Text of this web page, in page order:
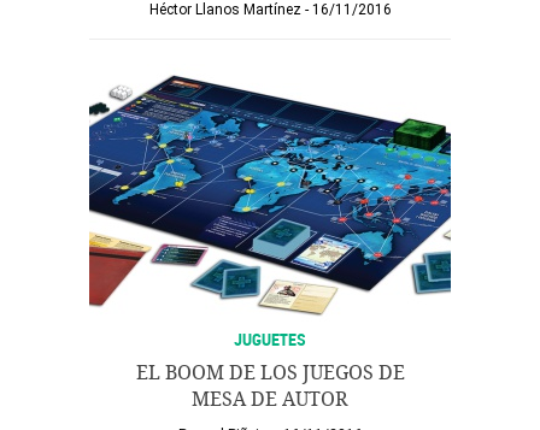
Héctor Llanos Martínez 16/11/2016
JUGUETES
EL BOOM DE LOS JUEGOS DE
MESA DE AUTOR